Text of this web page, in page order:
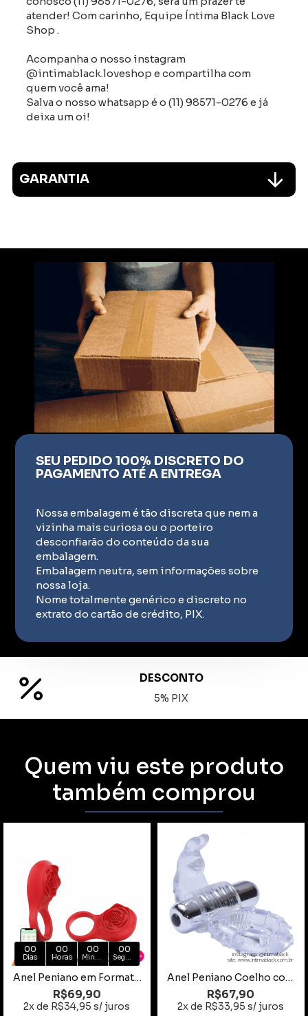
atender! Com carinho, Equipe Íntima Black Love
Shop .
Acompanha o nosso instagram
@intimablack.loveshop e compartilha com
quem você ama!
Salva o nosso whatsapp é o (11) 98571-0276 e já
deixa um oi!
GARANTIA
SEU PEDIDO 100% DISCRETO DO
PAGAMENTO ATÉ A ENTREGA
Nossa embalagem é tão discreta que nem a
vizinha mais curiosa ou o porteiro
desconfiarão do conteúdo da sua
embalagem.
Embalagem neutra, sem informações sobre
nossa loja.
Nome totalmente genérico e discreto no
extrato do cartão de crédito, PIX.
DESCONTO
5% PIX
Quem viu este produto
também comprou
instagram: @intimablack
site: www.intimablack.com.br
00
Dias
00
Horas
00
Minutos
00
Segundos
Anel Peniano em Formato de Flor com Vibro App
R$69,90
2x de R$34,95 s/ juros
instagram: @intimablack
site: www.intimablack.com.br
Anel Peniano Coelho com 7 Vibrações
R$67,90
2x de R$33,95 s/ juros